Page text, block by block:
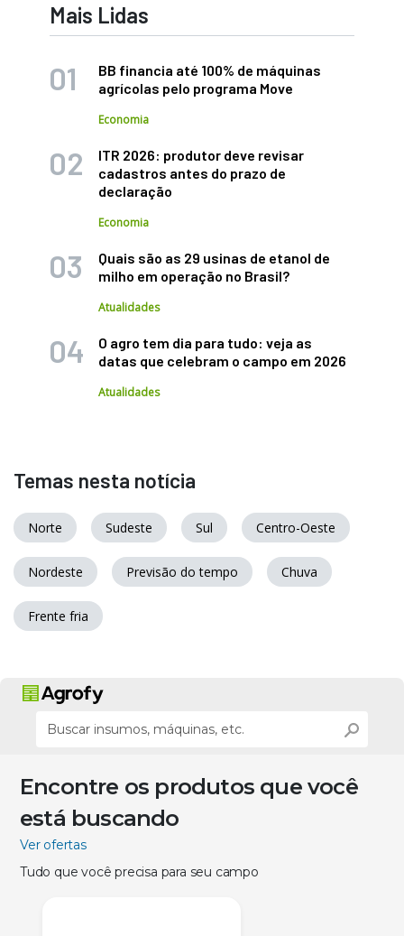
Mais Lidas
BB financia até 100% de máquinas
agrícolas pelo programa Move
Economia
ITR 2026: produtor deve revisar
cadastros antes do prazo de
declaração
Economia
Quais são as 29 usinas de etanol de
milho em operação no Brasil?
Atualidades
O agro tem dia para tudo: veja as
datas que celebram o campo em 2026
Atualidades
Temas nesta notícia
Norte Sudeste Sul Centro-Oeste
Nordeste Previsão do tempo Chuva
Frente fria
Encontre os produtos que você
está buscando
Ver ofertas
Tudo que você precisa para seu campo